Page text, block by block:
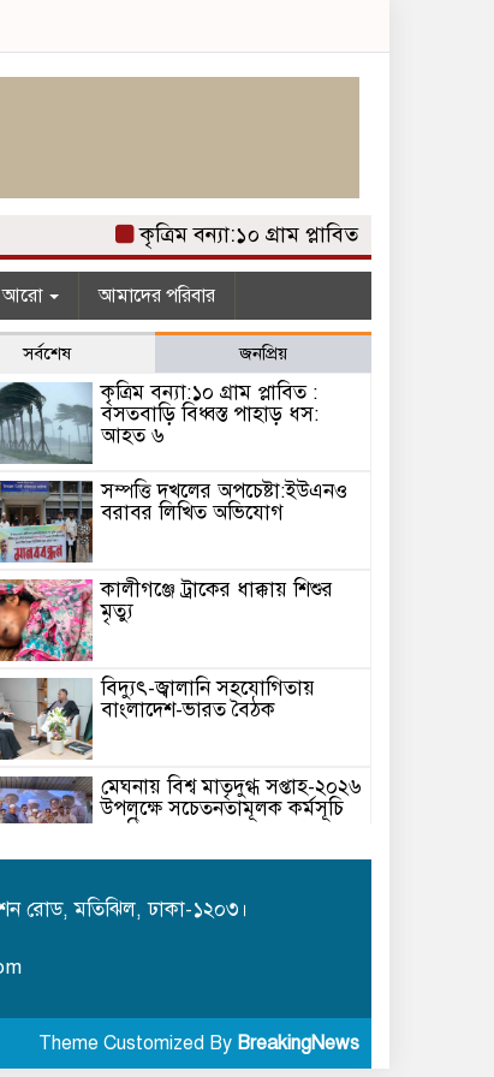
কৃত্রিম বন্যা:১০ গ্রাম প্লাবিত : বসতবাড়ি
আরো আমাদের পরিবার
সর্বশেষ জনপ্রিয়
কৃত্রিম বন্যা:১০ গ্রাম প্লাবিত :
বসতবাড়ি বিধ্বস্ত পাহাড় ধস:
আহত ৬
সম্পত্তি দখলের অপচেষ্টা:ইউএনও
বরাবর লিখিত অভিযোগ
কালীগঞ্জে ট্রাকের ধাক্কায় শিশুর
মৃত্যু
বিদ্যুৎ-জ্বালানি সহযোগিতায়
বাংলাদেশ-ভারত বৈঠক
মেঘনায় বিশ্ব মাতৃদুগ্ধ সপ্তাহ-২০২৬
উপলক্ষে সচেতনতামূলক কর্মসূচি
অনুষ্ঠিত
কমিশনারের মতবিনিময়
সশস্ত্র হামলা: মেয়র পদপ্রার্থী
নাফিজ আহমেদ রাজু প্রাণে
বাঁচলেন!
রোড, মতিঝিল, ঢাকা-১২০৩।
Theme Customized By BreakingNews